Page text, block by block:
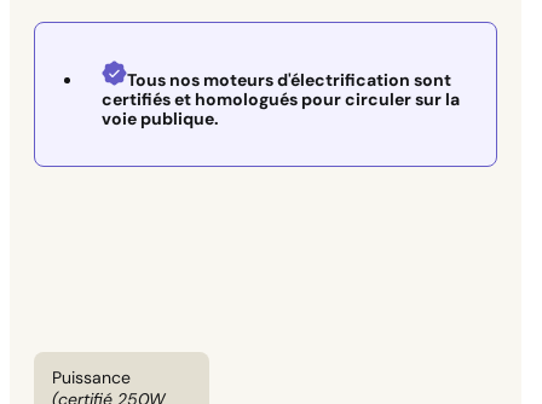
Tous nos moteurs d'électrification sont
certifiés et homologués pour circuler sur la
voie publique.
Puissance
(certifié 250W